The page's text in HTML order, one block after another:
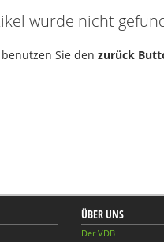
wurde nicht
Sie den zurück
ÜBER UNS
Der VDB